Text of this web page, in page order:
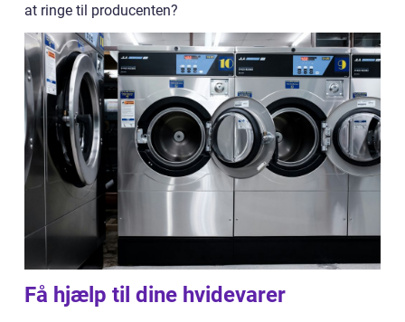
at ringe til producenten?
Få hjælp til dine hvidevarer